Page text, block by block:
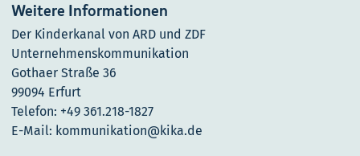
Weitere Informationen
Der Kinderkanal von ARD und ZDF
Unternehmenskommunikation
Gothaer Straße 36
99094 Erfurt
Telefon: +49 361.218-1827
E-Mail: kommunikation@kika.de